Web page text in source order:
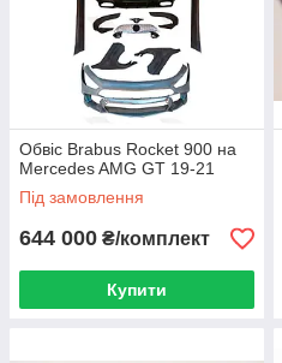
Обвіс Brabus Rocket 900 на
Mercedes AMG GT 19-21
Під замовлення
644 000 ₴/комплект
Купити